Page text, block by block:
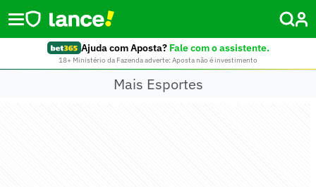
Ajuda com Aposta? Fale com o assistente.
18+ Ministério da Fazenda adverte: Aposta não é investimento
Mais Esportes